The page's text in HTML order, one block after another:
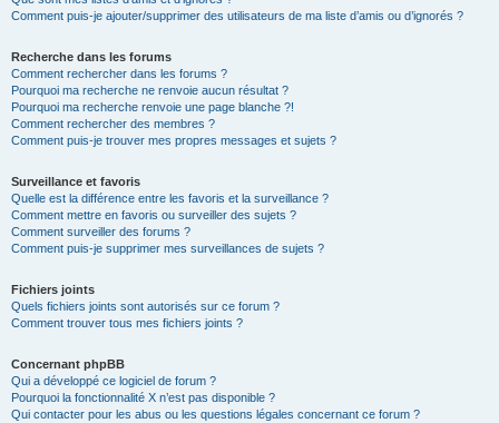
Comment puis-je ajouter/supprimer des utilisateurs de ma liste d’amis ou d’ignorés ?
Recherche dans les forums
Comment rechercher dans les forums ?
Pourquoi ma recherche ne renvoie aucun résultat ?
Pourquoi ma recherche renvoie une page blanche ?!
Comment rechercher des membres ?
Comment puis-je trouver mes propres messages et sujets ?
Surveillance et favoris
Quelle est la différence entre les favoris et la surveillance ?
Comment mettre en favoris ou surveiller des sujets ?
Comment surveiller des forums ?
Comment puis-je supprimer mes surveillances de sujets ?
Fichiers joints
Quels fichiers joints sont autorisés sur ce forum ?
Comment trouver tous mes fichiers joints ?
Concernant phpBB
Qui a développé ce logiciel de forum ?
Pourquoi la fonctionnalité X n’est pas disponible ?
Qui contacter pour les abus ou les questions légales concernant ce forum ?